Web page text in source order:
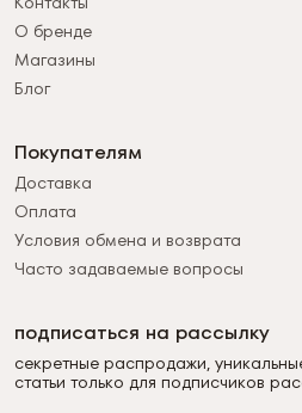
О бренде
Магазины
Блог
Покупателям
Доставка
Оплата
Условия обмена и возврата
Часто задаваемые вопросы
подписаться на рассылку
секретные распродажи,
статьи только для подписчиков